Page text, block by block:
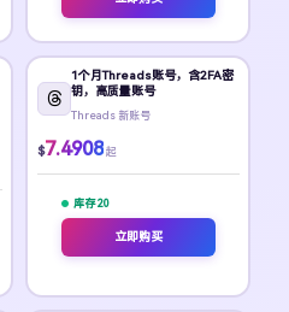
1个月Threads账号，含2FA密
钥，高质量账号
Threads 新账号
$7.4908 起
库存 20
立即购买